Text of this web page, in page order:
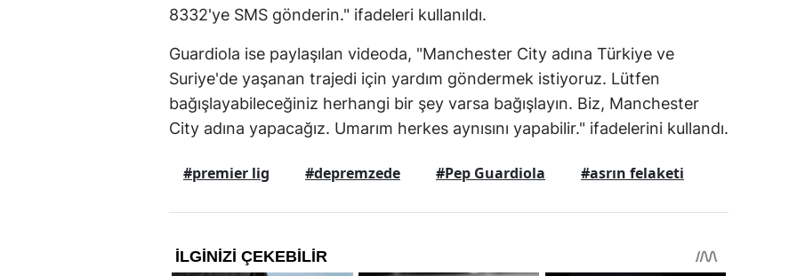
8332'ye SMS gönderin." ifadeleri kullanıldı.
Guardiola ise paylaşılan videoda, "Manchester City adına Türkiye ve
Suriye'de yaşanan trajedi için yardım göndermek istiyoruz. Lütfen
bağışlayabileceğiniz herhangi bir şey varsa bağışlayın. Biz, Manchester
City adına yapacağız. Umarım herkes aynısını yapabilir." ifadelerini kullandı.
#premier lig #depremzede #Pep Guardiola #asrın felaketi